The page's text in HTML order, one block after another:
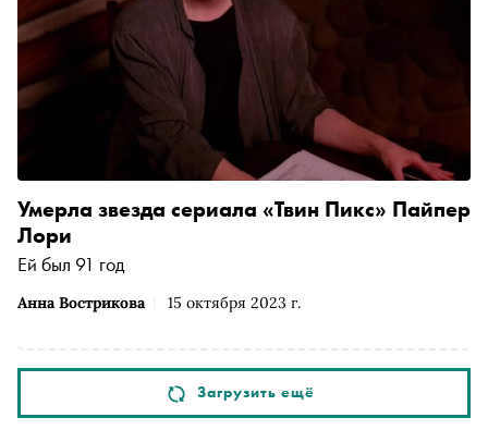
Анна Вострикова 15 октября 2023 г.
Умерла звезда сериала «Твин Пикс» Пайпер
Лори
Ей был 91 год
Загрузить ещё